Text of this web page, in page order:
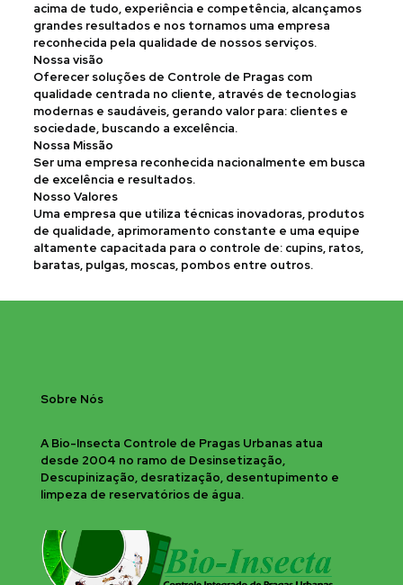
acima de tudo, experiência e competência, alcançamos
grandes resultados e nos tornamos uma empresa
reconhecida pela qualidade de nossos serviços.
Nossa visão
Oferecer soluções de Controle de Pragas com
qualidade centrada no cliente, através de tecnologias
modernas e saudáveis, gerando valor para: clientes e
sociedade, buscando a excelência.
Nossa Missão
Ser uma empresa reconhecida nacionalmente em busca
de excelência e resultados.
Nosso Valores
Uma empresa que utiliza técnicas inovadoras, produtos
de qualidade, aprimoramento constante e uma equipe
altamente capacitada para o controle de: cupins, ratos,
baratas, pulgas, moscas, pombos entre outros.
Sobre Nós
A Bio-Insecta Controle de Pragas Urbanas atua
desde 2004 no ramo de Desinsetização,
Descupinização, desratização, desentupimento e
limpeza de reservatórios de água.